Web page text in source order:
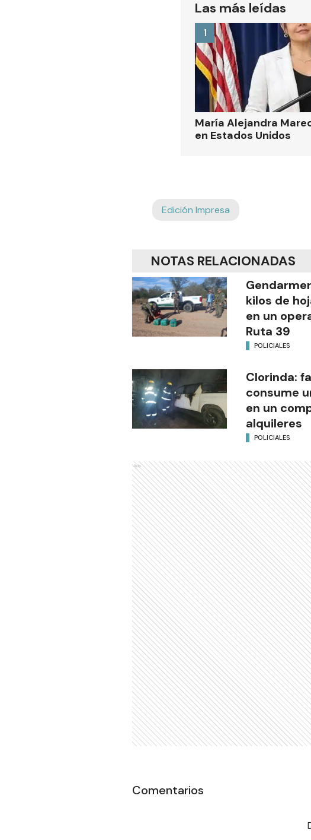
Las más leídas
María Alejandra
en Estados Unidos
1
Edición Impresa
NOTAS RELACIONADAS
kilos de
en un
Ruta 39
POLICIALES
Clorinda:
consume
en un
alquileres
POLICIALES
Ads
Comentarios